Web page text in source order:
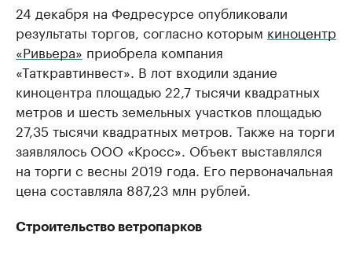
24 декабря на Федресурсе опубликовали
результаты торгов, согласно которым киноцентр
«Ривьера» приобрела компания
«Таткравтинвест». В лот входили здание
киноцентра площадью 22,7 тысячи квадратных
метров и шесть земельных участков площадью
27,35 тысячи квадратных метров. Также на торги
заявлялось ООО «Кросс». Объект выставлялся
на торги с весны 2019 года. Его первоначальная
цена составляла 887,23 млн рублей.
Строительство ветропарков